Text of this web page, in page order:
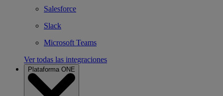
Salesforce
Slack
Microsoft Teams
Ver todas las integraciones
Plataforma ONE